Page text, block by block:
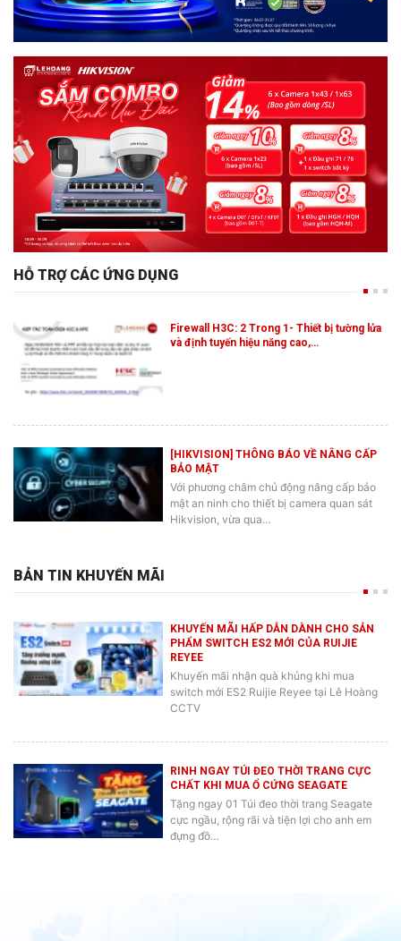
HỖ TRỢ CÁC ỨNG DỤNG
và định tuyến hiệu năng cao,…
BẢO MẬT
Với phương châm chủ động nâng cấp bảo
mật an ninh cho thiết bị camera quan sát
Hikvision, vừa qua…
BẢN TIN KHUYẾN MÃI
PHẨM SWITCH ES2 MỚI CỦA RUIJIE
REYEE
Khuyến mãi nhận quà khủng khi mua
switch mới ES2 Ruijie Reyee tại Lê Hoàng
CCTV
CHẤT KHI MUA Ổ CỨNG SEAGATE
Tặng ngay 01 Túi đeo thời trang Seagate
cực ngầu, rộng rãi và tiện lợi cho anh em
đựng đồ…